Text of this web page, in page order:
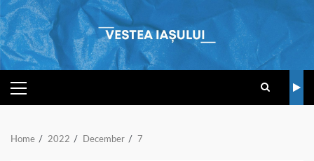
Skip
to
content
PRIMARY
MENU
Home 2022 December 7